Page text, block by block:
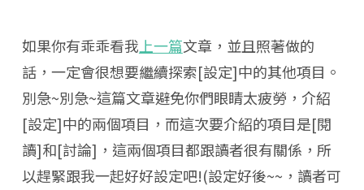
如果你有乖乖看我 上一篇文章，並且照著做的
話，一定會很想要繼續探索[設定]中的其他項目。
別急~別急~這篇文章避免你們眼睛太疲勞，介紹
[設定]中的兩個項目，而這次要介紹的項目是[閱
讀]和[討論]，這兩個項目都跟讀者很有關係，所
以趕緊跟我一起好好設定吧!(設定好後~~，讀者可